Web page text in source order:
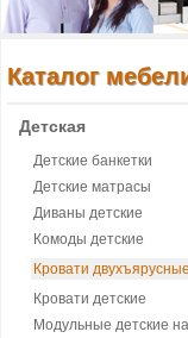
Каталог
Детская
Детские банкетки
Детские матрасы
Диваны детские
Комоды детские
Кровати двухъярусные
Кровати детские
Модульные детские